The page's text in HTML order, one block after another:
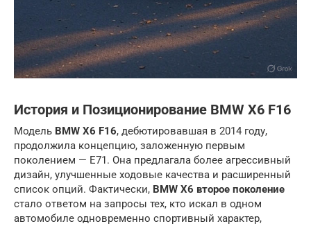
История и Позиционирование BMW X6 F16
Модель BMW X6 F16, дебютировавшая в 2014 году,
продолжила концепцию, заложенную первым
поколением — E71. Она предлагала более агрессивный
дизайн, улучшенные ходовые качества и расширенный
список опций. Фактически, BMW X6 второе поколение
стало ответом на запросы тех, кто искал в одном
автомобиле одновременно спортивный характер,